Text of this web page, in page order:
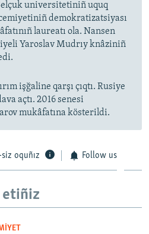
universitetiniñ uquq
demokratizatsiyası
laureatı ola. Nansen
Yaroslav Mudrıy knâziniñ
işğaline qarşı çıqtı. Rusiye
açtı. 2016 senesi
mukâfatına kösterildi.
oquñız Follow us
etiñiz